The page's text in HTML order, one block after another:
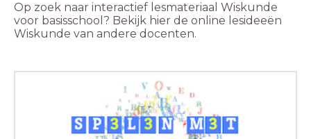
Op zoek naar interactief lesmateriaal Wiskunde
voor basisschool? Bekijk hier de online lesideeën
Wiskunde van andere docenten.